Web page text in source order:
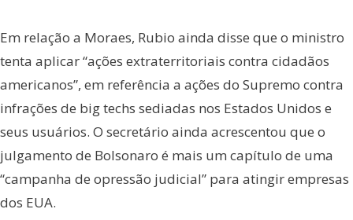
Em relação a Moraes, Rubio ainda disse que o ministro
tenta aplicar “ações extraterritoriais contra cidadãos
americanos”, em referência a ações do Supremo contra
infrações de big techs sediadas nos Estados Unidos e
seus usuários. O secretário ainda acrescentou que o
julgamento de Bolsonaro é mais um capítulo de uma
“campanha de opressão judicial” para atingir empresas
dos EUA.